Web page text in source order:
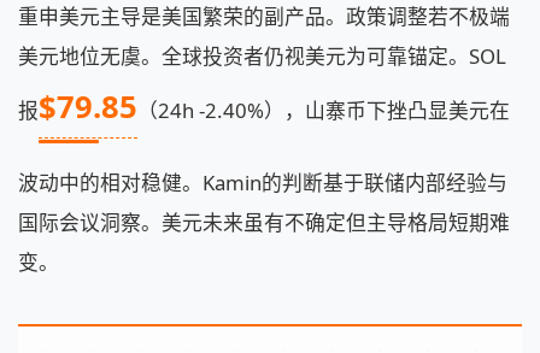
重申美元主导是美国繁荣的副产品。政策调整若不极端
美元地位无虞。全球投资者仍视美元为可靠锚定。SOL
报$79.85 （24h -2.40%），山寨币下挫凸显美元在
波动中的相对稳健。Kamin的判断基于联储内部经验与
国际会议洞察。美元未来虽有不确定但主导格局短期难
变。